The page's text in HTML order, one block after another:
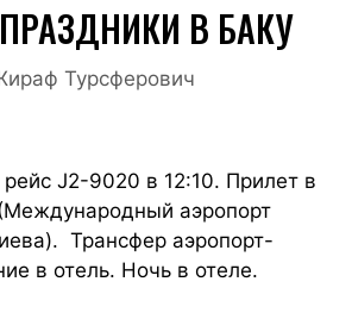
В БАКУ
Турсферович
J2-9020 в 12:10. Прилет в
аэропорт
Трансфер аэропорт-
в отель. Ночь в отеле.